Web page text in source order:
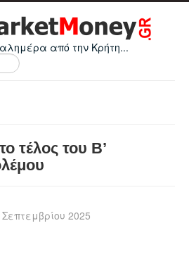
από την Κρήτη...
τέλος του Β’
2025